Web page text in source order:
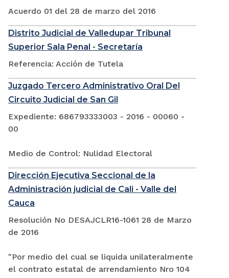
Acuerdo 01 del 28 de marzo del 2016
Distrito Judicial de Valledupar Tribunal
Superior Sala Penal - Secretaría
Referencia: Acción de Tutela
Juzgado Tercero Administrativo Oral Del
Circuito Judicial de San Gil
Expediente: 686793333003 - 2016 - 00060 -
00
Medio de Control: Nulidad Electoral
Dirección Ejecutiva Seccional de la
Administración judicial de Cali - Valle del
Cauca
Resolución No DESAJCLR16-1061 28 de Marzo
de 2016
"Por medio del cual se liquida unilateralmente
el contrato estatal de arrendamiento Nro 104